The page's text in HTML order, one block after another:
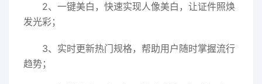
2、一键美白，快速实现人像美白，让证件照焕
发光彩；
3、实时更新热门规格，帮助用户随时掌握流行
趋势；